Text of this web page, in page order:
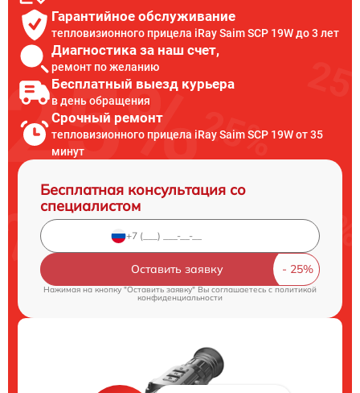
Гарантийное обслуживание
тепловизионного прицела iRay Saim SCP 19W до 3 лет
Диагностика за наш счет,
ремонт по желанию
Бесплатный выезд курьера
в день обращения
Срочный ремонт
тепловизионного прицела iRay Saim SCP 19W от 35
минут
Бесплатная консультация со
специалистом
Оставить заявку
Нажимая на кнопку "Оставить заявку" Вы соглашаетесь cполитикой
конфиденциальности